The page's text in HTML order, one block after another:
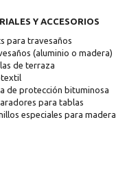
Y ACCESORIOS
para travesaños
(aluminio o madera)
de terraza
de protección bituminosa
para tablas
especiales para madera